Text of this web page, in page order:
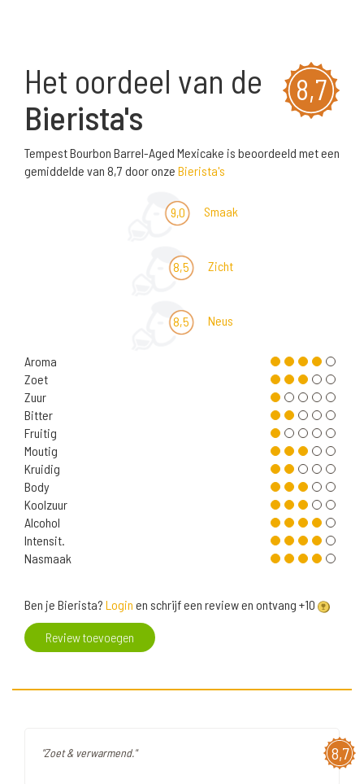
8,7
Het oordeel van de
Bierista's
Tempest Bourbon Barrel-Aged Mexicake is beoordeeld met een
gemiddelde van 8,7 door onze Bierista's
9,0 Smaak
8,5 Zicht
8,5 Neus
Aroma
Zoet
Zuur
Bitter
Fruitig
Moutig
Kruidig
Body
Koolzuur
Alcohol
Intensit.
Nasmaak
Ben je Bierista? Login en schrijf een review en ontvang +10
Review toevoegen
8,7
"Zoet & verwarmend."